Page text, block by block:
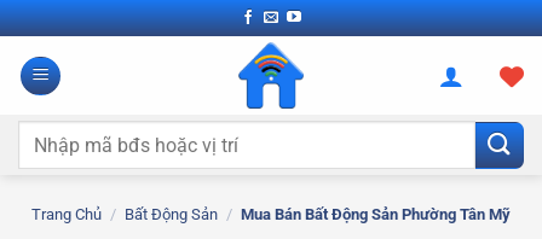
Bỏ
qua
nội
Tìm
Trang Chủ / Bất Động Sản / Mua Bán Bất Động Sản Phường Tân Mỹ